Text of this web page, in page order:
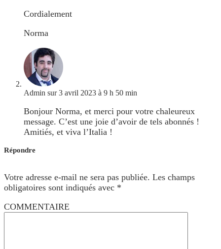
Cordialement
Norma
Admin sur 3 avril 2023 à 9 h 50 min
Bonjour Norma, et merci pour votre chaleureux
message. C’est une joie d’avoir de tels abonnés !
Amitiés, et viva l’Italia !
Répondre
Votre adresse e-mail ne sera pas publiée. Les champs
obligatoires sont indiqués avec *
COMMENTAIRE